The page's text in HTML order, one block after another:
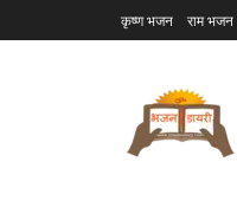
कृष्ण भजन राम भजन